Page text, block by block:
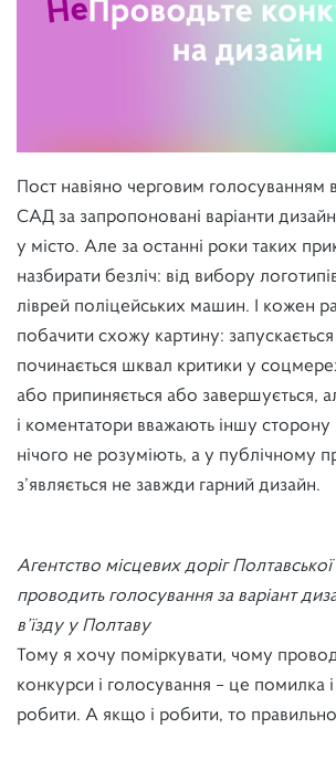
Пост навіяно черговим голосуванням
САД за запропоновані варіанти дизайну
у місто. Але за останні роки таких
назбирати безліч: від вибору
ліврей поліцейських машин. І кожен
побачити схожу картину:
починається шквал критики у
або припиняється або завершується,
і коментатори вважають іншу сторону
нічого не розуміють, а у публічному
з’являється не завжди гарний дизайн.
Агентство місцевих доріг Полтавської
проводить голосування за варіант
в’їзду у Полтаву
Тому я хочу поміркувати, чому
конкурси і голосування – це помилка
робити. А якщо і робити, то